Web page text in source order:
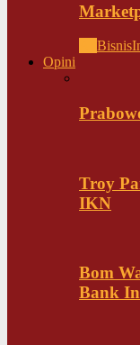
Bisnis
Opini
Troy
IKN
Bom
Bank